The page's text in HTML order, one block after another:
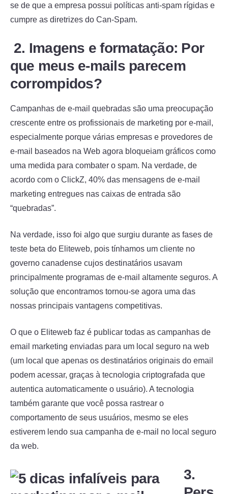
se de que a empresa possui políticas anti-spam rígidas e
cumpre as diretrizes do Can-Spam.
2. Imagens e formatação: Por
que meus e-mails parecem
corrompidos?
Campanhas de e-mail quebradas são uma preocupação
crescente entre os profissionais de marketing por e-mail,
especialmente porque várias empresas e provedores de
e-mail baseados na Web agora bloqueiam gráficos como
uma medida para combater o spam. Na verdade, de
acordo com o ClickZ, 40% das mensagens de e-mail
marketing entregues nas caixas de entrada são
“quebradas”.
Na verdade, isso foi algo que surgiu durante as fases de
teste beta do Eliteweb, pois tínhamos um cliente no
governo canadense cujos destinatários usavam
principalmente programas de e-mail altamente seguros. A
solução que encontramos tornou-se agora uma das
nossas principais vantagens competitivas.
O que o Eliteweb faz é publicar todas as campanhas de
email marketing enviadas para um local seguro na web
(um local que apenas os destinatários originais do email
podem acessar, graças à tecnologia criptografada que
autentica automaticamente o usuário). A tecnologia
também garante que você possa rastrear o
comportamento de seus usuários, mesmo se eles
estiverem lendo sua campanha de e-mail no local seguro
da web.
3.